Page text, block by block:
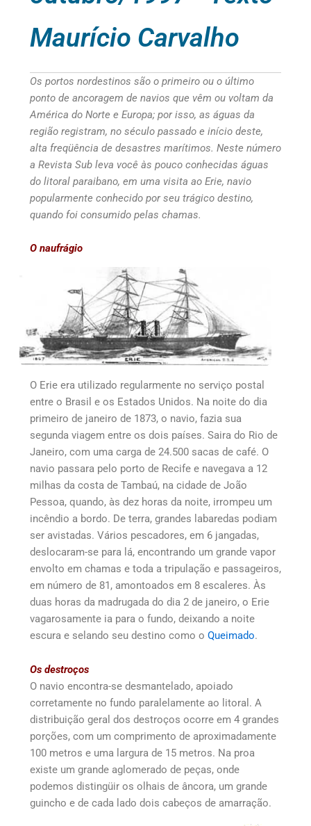
Maurício Carvalho
Os portos nordestinos são o primeiro ou o último
ponto de ancoragem de navios que vêm ou voltam da
América do Norte e Europa; por isso, as águas da
região registram, no século passado e início deste,
alta freqüência de desastres marítimos. Neste número
a Revista Sub leva você às pouco conhecidas águas
do litoral paraibano, em uma visita ao Erie, navio
popularmente conhecido por seu trágico destino,
quando foi consumido pelas chamas.
O naufrágio
O Erie era utilizado regularmente no serviço postal
entre o Brasil e os Estados Unidos. Na noite do dia
primeiro de janeiro de 1873, o navio, fazia sua
segunda viagem entre os dois países. Saira do Rio de
Janeiro, com uma carga de 24.500 sacas de café. O
navio passara pelo porto de Recife e navegava a 12
milhas da costa de Tambaú, na cidade de João
Pessoa, quando, às dez horas da noite, irrompeu um
incêndio a bordo. De terra, grandes labaredas podiam
ser avistadas. Vários pescadores, em 6 jangadas,
deslocaram-se para lá, encontrando um grande vapor
envolto em chamas e toda a tripulação e passageiros,
em número de 81, amontoados em 8 escaleres. Às
duas horas da madrugada do dia 2 de janeiro, o Erie
vagarosamente ia para o fundo, deixando a noite
escura e selando seu destino como o Queimado.
Os destroços
O navio encontra-se desmantelado, apoiado
corretamente no fundo paralelamente ao litoral. A
distribuição geral dos destroços ocorre em 4 grandes
porções, com um comprimento de aproximadamente
100 metros e uma largura de 15 metros. Na proa
existe um grande aglomerado de peças, onde
podemos distingüir os olhais de âncora, um grande
guincho e de cada lado dois cabeços de amarração.